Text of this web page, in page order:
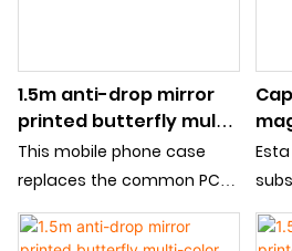
1.5m anti-drop mirror
printed butterfly multi-
color magnetic phone
case-purple
This mobile phone case
replaces the common PC
sheet with mirror sheet, so
that the mobile phone case
de